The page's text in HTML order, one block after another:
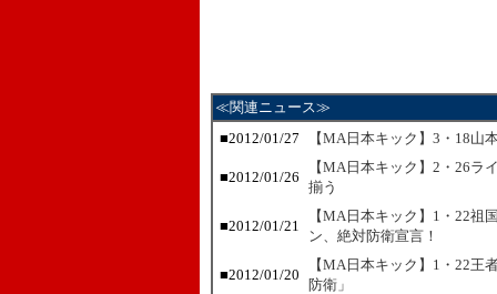
≪関連ニュース≫
■2012/01/27 【MA日本キック】3・18山
■2012/01/26
【MA日本キック】2・26ラ
揃う
■2012/01/21
【MA日本キック】1・22
ン、絶対防衛宣言！
■2012/01/20
【MA日本キック】1・22王
防衛」